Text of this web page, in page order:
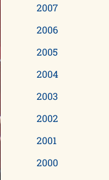
2007
2006
2005
2004
2003
2002
2001
2000